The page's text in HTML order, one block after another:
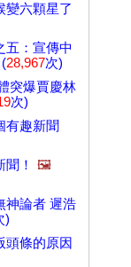
變六顆星了
五：宣傳中
28,967次)
突爆賈慶林
次)
有趣新聞
！
🖼️
神論者 遲浩
)
頭條的原因